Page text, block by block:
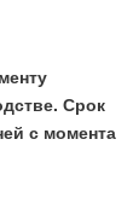
Срок
с момента